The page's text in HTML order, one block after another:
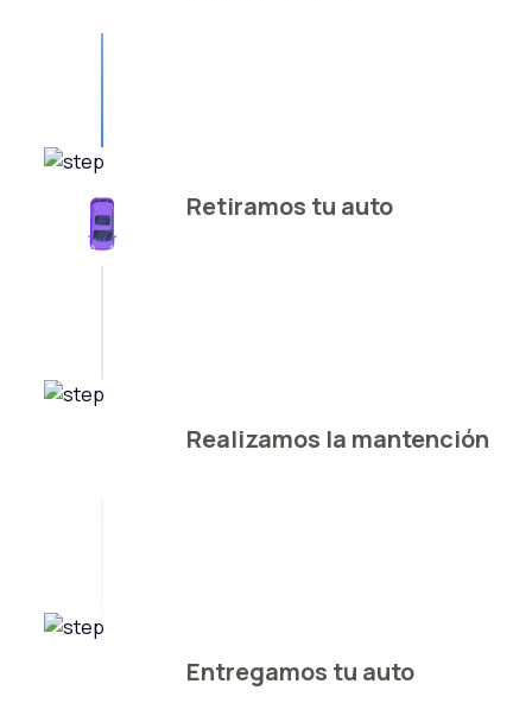
Retiramos tu auto
Realizamos la mantención
Entregamos tu auto